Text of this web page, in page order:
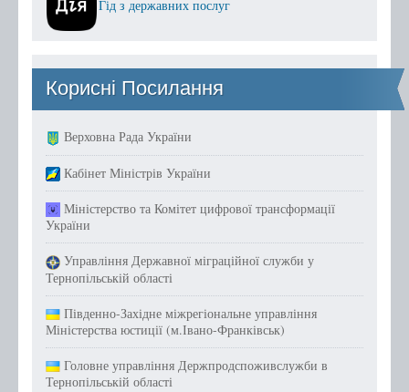
Гід з державних послуг
Корисні Посилання
Верховна Рада України
Кабінет Міністрів України
Міністерство та Комітет цифрової трансформації
України
Управління Державної міграційної служби у
Тернопільській області
Південно-Західне міжрегіональне управління
Міністерства юстиції (м.Івано-Франківськ)
Головне управління Держпродспоживслужби в
Тернопільській області